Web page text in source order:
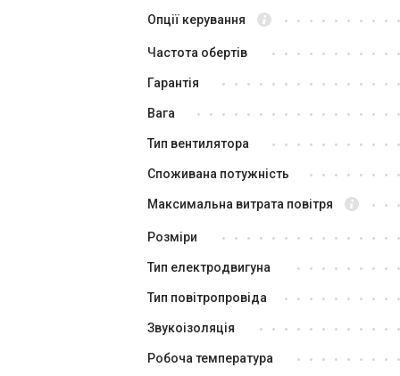
Канальний вентилятор Systemair
KV 200 L Sileo
10 209 грн15 705 грн
Купити
8
Опції керування
Частота обертів
Гарантія
Вага
Тип вентилятора
Споживана потужність
Максимальна витрата повітря
Розміри
Тип електродвигуна
Тип повітропровіда
Звукоізоляція
Робоча температура